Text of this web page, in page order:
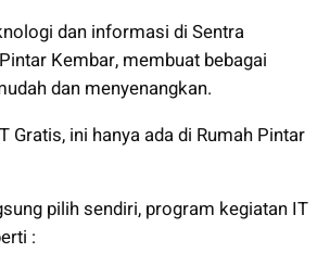
dan informasi di Sentra
Kembar, membuat bebagai
dan menyenangkan.
Gratis, ini hanya ada di Rumah Pintar
pilih sendiri, program kegiatan IT
: